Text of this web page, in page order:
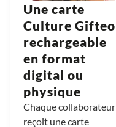
Une carte
Culture Gifteo
rechargeable
en format
digital ou
physique
Chaque collaborateur
reçoit une carte